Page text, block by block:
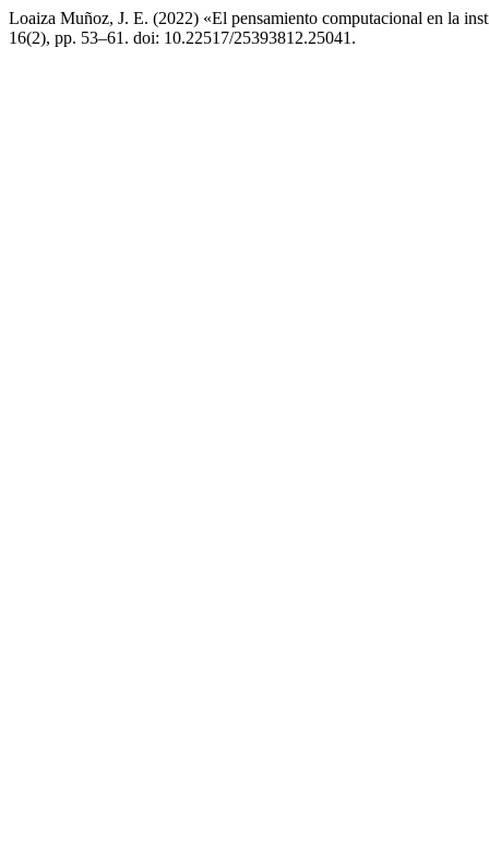
Loaiza Muñoz, J. E. (2022) «El pensamiento computacional en la
16(2), pp. 53–61. doi: 10.22517/25393812.25041.